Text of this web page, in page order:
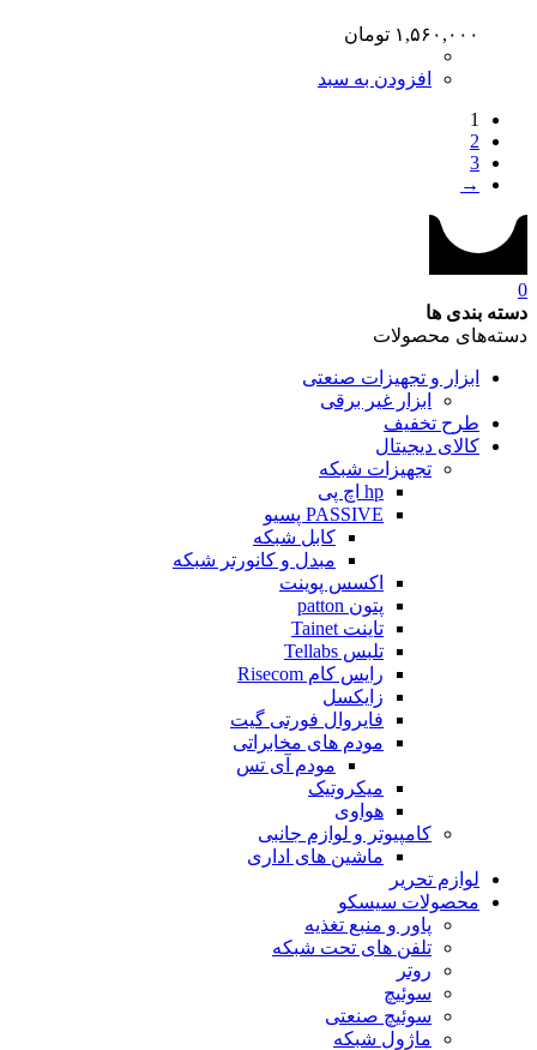
۱,۵۶۰,۰۰۰ تومان
افزودن به سبد
1
2
3
→
0
دسته بندی ها
دسته‌های محصولات
ابزار و تجهیزات صنعتی
ابزار غیر برقی
طرح تخفیف
کالای دیجیتال
تجهیزات شبکه
hp اچ پی
PASSIVE پسیو
کابل شبکه
مبدل و کانورتر شبکه
اکسس پوینت
پتون patton
تاینت Tainet
تلبس Tellabs
رایس کام Risecom
زایکسل
فایروال فورتی گیت
مودم های مخابراتی
مودم آی تس
میکروتیک
هواوی
کامپیوتر و لوازم جانبی
ماشین های اداری
لوازم تحریر
محصولات سیسکو
پاور و منبع تغذیه
تلفن های تحت شبکه
روتر
سوئیچ
سوئیچ صنعتی
ماژول شبکه